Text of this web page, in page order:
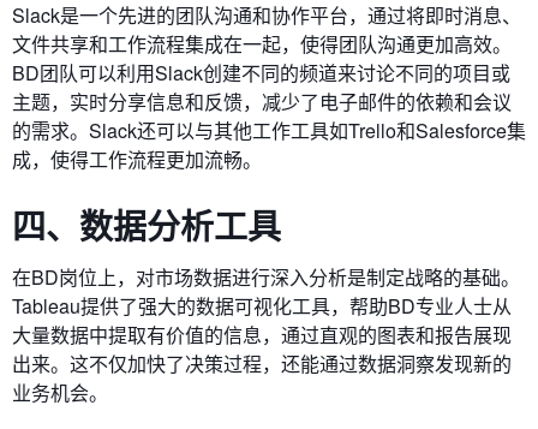
Slack是一个先进的团队沟通和协作平台，通过将即时消息、
文件共享和工作流程集成在一起，使得团队沟通更加高效。
BD团队可以利用Slack创建不同的频道来讨论不同的项目或
主题，实时分享信息和反馈，减少了电子邮件的依赖和会议
的需求。Slack还可以与其他工作工具如Trello和Salesforce集
成，使得工作流程更加流畅。
四、数据分析工具
在BD岗位上，对市场数据进行深入分析是制定战略的基础。
Tableau提供了强大的数据可视化工具，帮助BD专业人士从
大量数据中提取有价值的信息，通过直观的图表和报告展现
出来。这不仅加快了决策过程，还能通过数据洞察发现新的
业务机会。